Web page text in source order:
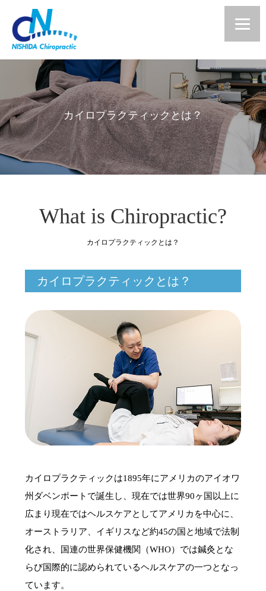
カイロプラクティックとは？
What is Chiropractic?
カイロプラクティックとは？
カイロプラクティックとは？
カイロプラクティックは1895年にアメリカのアイオワ
州ダベンポートで誕生し、現在では世界90ヶ国以上に
広まり現在ではヘルスケアとしてアメリカを中心に、
オーストラリア、イギリスなど約45の国と地域で法制
化され、国連の世界保健機関（WHO）では鍼灸とな
らび国際的に認められているヘルスケアの一つとなっ
ています。